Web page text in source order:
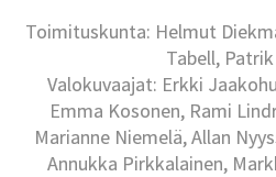
Toimituskunta: Helmut
Tabell,
Valokuvaajat: Erkki
Emma Kosonen, Rami
Marianne Niemelä, Allan
Annukka Pirkkalainen,